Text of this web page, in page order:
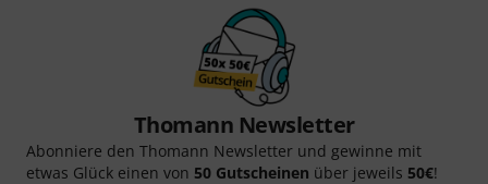
Thomann Newsletter
Abonniere den Thomann Newsletter und gewinne mit
etwas Glück einen von 50 Gutscheinen über jeweils 50€!